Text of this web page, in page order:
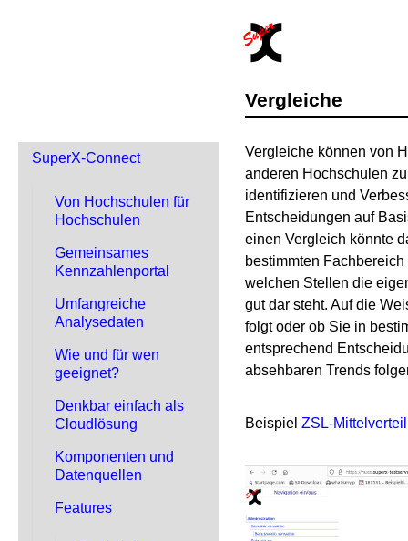
Vergleiche
SuperX-Connect
Von Hochschulen für
Hochschulen
Gemeinsames
Kennzahlenportal
Umfangreiche
Analysedaten
Wie und für wen
geeignet?
Denkbar einfach als
Cloudlösung
Komponenten und
Datenquellen
Features
Vergleiche können von
anderen Hochschulen
identifizieren und
Entscheidungen auf
einen Vergleich könnte
bestimmten
welchen Stellen die
gut dar steht. Auf die
folgt oder ob Sie in
entsprechend
absehbaren Trends
Beispiel ZSL-